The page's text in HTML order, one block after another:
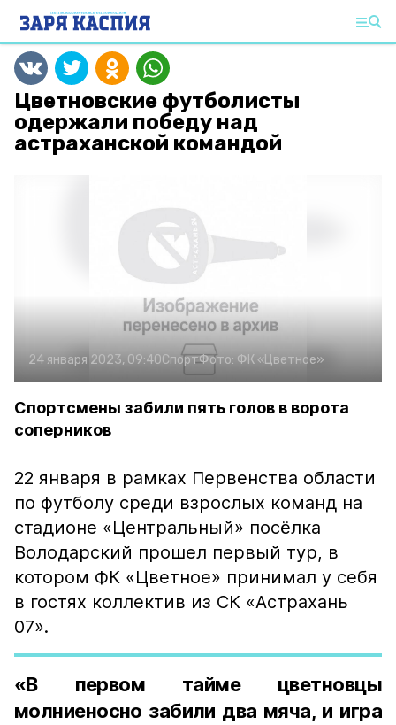
Цветновские футболисты
одержали победу над
астраханской командой
24 января 2023, 09:40СпортФото: ФК «Цветное»
Спортсмены забили пять голов в ворота
соперников
22 января в рамках Первенства области
по футболу среди взрослых команд на
стадионе «Центральный» посёлка
Володарский прошел первый тур, в
котором ФК «Цветное» принимал у себя
в гостях коллектив из СК «Астрахань
07».
«В первом тайме цветновцы
молниеносно забили два мяча, и игра